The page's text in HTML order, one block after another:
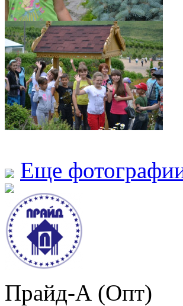
Еще
Прайд-А (Опт)